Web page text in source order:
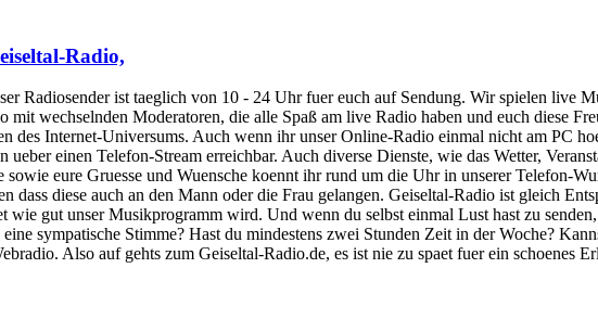
Radio,
Radiosender ist taeglich von 10 - 24 Uhr fuer euch auf Sendung. Wir spielen live
mit wechselnden Moderatoren, die alle Spaß am live Radio haben und euch diese
des Internet-Universums. Auch wenn ihr unser Online-Radio einmal nicht am PC
ueber einen Telefon-Stream erreichbar. Auch diverse Dienste, wie das Wetter,
sowie eure Gruesse und Wuensche koennt ihr rund um die Uhr in unserer Telefon-
dass diese auch an den Mann oder die Frau gelangen. Geiseltal-Radio ist gleich
wie gut unser Musikprogramm wird. Und wenn du selbst einmal Lust hast zu
sympatische Stimme? Hast du mindestens zwei Stunden Zeit in der Woche?
Also auf gehts zum Geiseltal-Radio.de, es ist nie zu spaet fuer ein schoenes